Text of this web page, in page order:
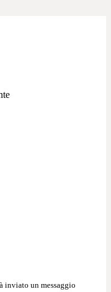
inviato un messaggio